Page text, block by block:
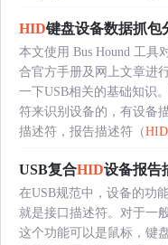
HID键盘设备数据抓包
本文使用 Bus Hound 工具
合官方手册及网上文章进
一下USB相关的基础知识
符来识别设备的，有设备
描述符，报告描述符（HID
USB复合HID设备报告
在USB规范中，设备的功
就是接口描述符。对于一
这个功能可以是鼠标，键